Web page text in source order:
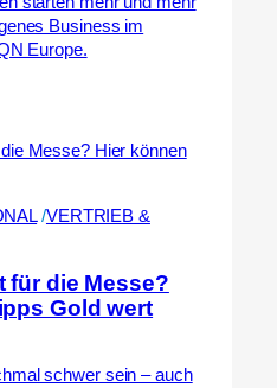
Business im
Europe.
/VERTRIEB &
für die Messe?
Gold wert
schwer sein – auch